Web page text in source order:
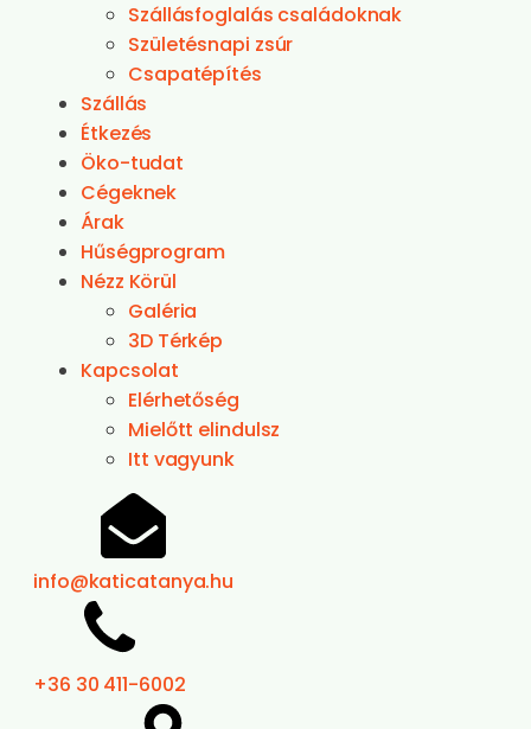
Szállásfoglalás családoknak
Születésnapi zsúr
Csapatépítés
Szállás
Étkezés
Öko-tudat
Cégeknek
Árak
Hűségprogram
Nézz Körül
Galéria
3D Térkép
Kapcsolat
Elérhetőség
Mielőtt elindulsz
Itt vagyunk
info@katicatanya.hu
+36 30 411-6002